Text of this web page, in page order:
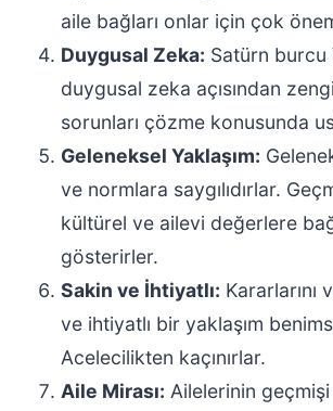
aile bağları onlar için çok
Duygusal Zeka: Satürn burcu
duygusal zeka açısından
sorunları çözme konusunda
Geleneksel Yaklaşım:
ve normlara saygılıdırlar.
kültürel ve ailevi değerlere
gösterirler.
Sakin ve İhtiyatlı: Kararlarını
ve ihtiyatlı bir yaklaşım
Acelecilikten kaçınırlar.
Aile Mirası: Ailelerinin geçmişi